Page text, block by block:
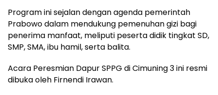
Program ini sejalan dengan agenda pemerintah
Prabowo dalam mendukung pemenuhan gizi bagi
penerima manfaat, meliputi peserta didik tingkat SD,
SMP, SMA, ibu hamil, serta balita.
Acara Peresmian Dapur SPPG di Cimuning 3 ini resmi
dibuka oleh Firnendi Irawan.